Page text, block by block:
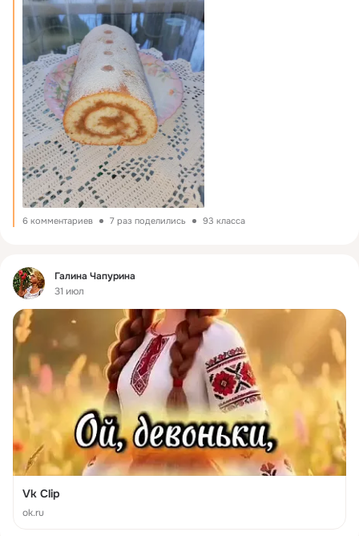
6 комментариев 7 раз поделились 93 класса
Фид
Галина Чапурина
31 июл
Vk Clip
ok.ru